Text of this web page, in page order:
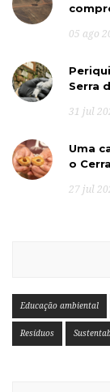
05 ago
Serra
31 jul
Uma
o
27 jul
Educação ambiental
Resíduos